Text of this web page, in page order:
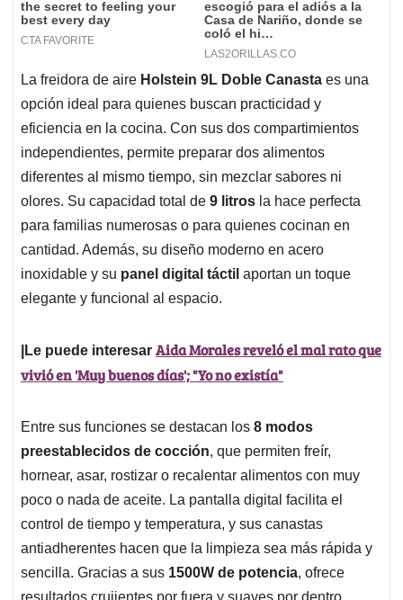
La freidora de aire Holstein 9L Doble Canasta es una
opción ideal para quienes buscan practicidad y
eficiencia en la cocina. Con sus dos compartimientos
independientes, permite preparar dos alimentos
diferentes al mismo tiempo, sin mezclar sabores ni
olores. Su capacidad total de 9 litros la hace perfecta
para familias numerosas o para quienes cocinan en
cantidad. Además, su diseño moderno en acero
inoxidable y su panel digital táctil aportan un toque
elegante y funcional al espacio.
|Le puede interesar Aida Morales reveló el mal rato que
vivió en 'Muy buenos días'; "Yo no existía"
Entre sus funciones se destacan los 8 modos
preestablecidos de cocción, que permiten freír,
hornear, asar, rostizar o recalentar alimentos con muy
poco o nada de aceite. La pantalla digital facilita el
control de tiempo y temperatura, y sus canastas
antiadherentes hacen que la limpieza sea más rápida y
sencilla. Gracias a sus 1500W de potencia, ofrece